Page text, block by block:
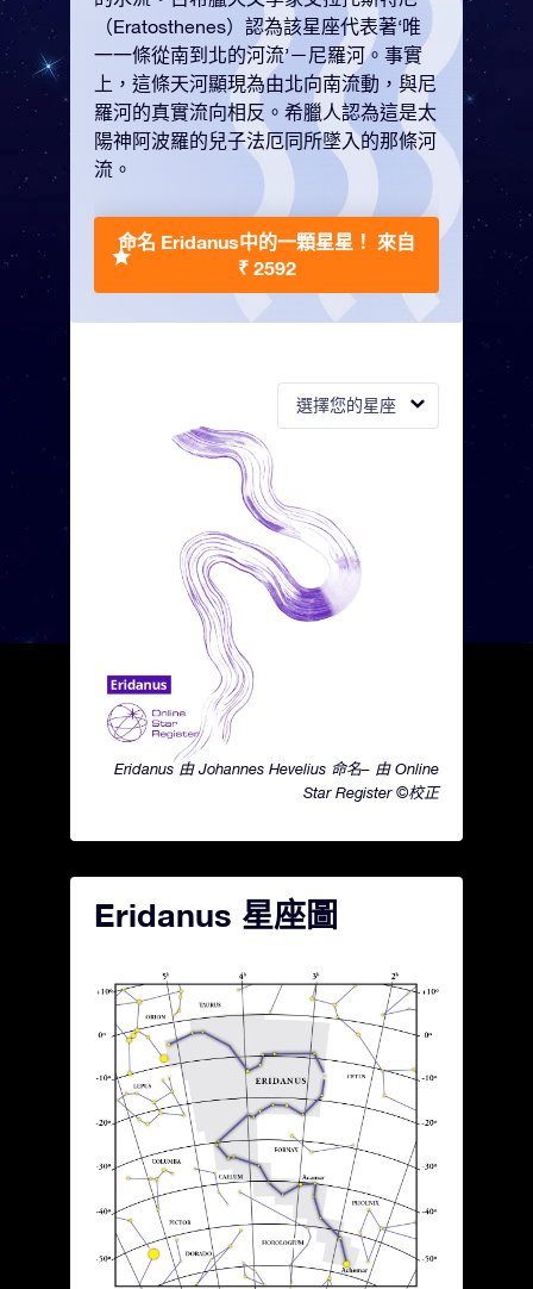
選擇您的星座
Eridanus 由 Johannes Hevelius 命名– 由 Online
Star Register ©校正
（Eratosthenes）認為該星座代表著‘唯
一一條從南到北的河流’－尼羅河。事實
上，這條天河顯現為由北向南流動，與尼
羅河的真實流向相反。希臘人認為這是太
陽神阿波羅的兒子法厄同所墜入的那條河
流。
命名 Eridanus中的一顆星星！ 來自
₹ 2592
Eridanus 星座圖